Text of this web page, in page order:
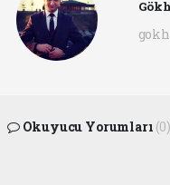
Okuyucu Yorumları (0)